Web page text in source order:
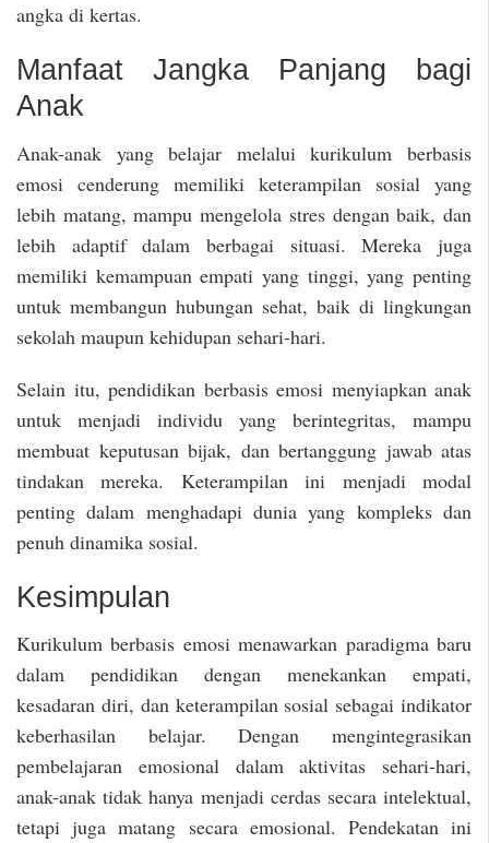
angka di kertas.
Manfaat Jangka Panjang bagi
Anak
Anak-anak yang belajar melalui kurikulum berbasis
emosi cenderung memiliki keterampilan sosial yang
lebih matang, mampu mengelola stres dengan baik, dan
lebih adaptif dalam berbagai situasi. Mereka juga
memiliki kemampuan empati yang tinggi, yang penting
untuk membangun hubungan sehat, baik di lingkungan
sekolah maupun kehidupan sehari-hari.
Selain itu, pendidikan berbasis emosi menyiapkan anak
untuk menjadi individu yang berintegritas, mampu
membuat keputusan bijak, dan bertanggung jawab atas
tindakan mereka. Keterampilan ini menjadi modal
penting dalam menghadapi dunia yang kompleks dan
penuh dinamika sosial.
Kesimpulan
Kurikulum berbasis emosi menawarkan paradigma baru
dalam pendidikan dengan menekankan empati,
kesadaran diri, dan keterampilan sosial sebagai indikator
keberhasilan belajar. Dengan mengintegrasikan
pembelajaran emosional dalam aktivitas sehari-hari,
anak-anak tidak hanya menjadi cerdas secara intelektual,
tetapi juga matang secara emosional. Pendekatan ini